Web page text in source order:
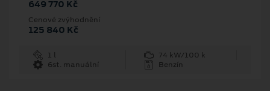
649 770 Kč
Cenové zvýhodnění
125 840 Kč
1 l
74 kW/100 k
6st. manuální
Benzín